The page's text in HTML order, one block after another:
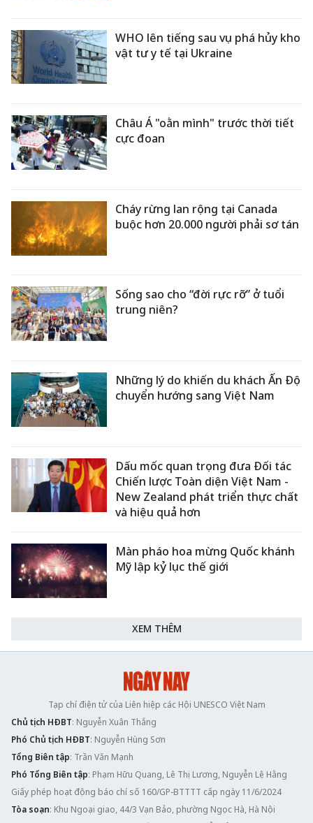
WHO lên tiếng sau vụ phá hủy kho
vật tư y tế tại Ukraine
Châu Á "oằn mình" trước thời tiết
cực đoan
Cháy rừng lan rộng tại Canada
buộc hơn 20.000 người phải sơ tán
Sống sao cho “đời rực rỡ” ở tuổi
trung niên?
Những lý do khiến du khách Ấn Độ
chuyển hướng sang Việt Nam
Dấu mốc quan trọng đưa Đối tác
Chiến lược Toàn diện Việt Nam -
New Zealand phát triển thực chất
và hiệu quả hơn
Màn pháo hoa mừng Quốc khánh
Mỹ lập kỷ lục thế giới
XEM THÊM
Tạp chí điện tử của Liên hiệp các Hội UNESCO Việt Nam
Chủ tịch HĐBT: Nguyễn Xuân Thắng
Phó Chủ tịch HĐBT: Nguyễn Hùng Sơn
Tổng Biên tập: Trần Văn Mạnh
Phó Tổng Biên tập: Phạm Hữu Quang, Lê Thị Lương, Nguyễn Lệ Hằng
Giấy phép hoạt động báo chí số 160/GP-BTTTT cấp ngày 11/6/2024
Tòa soạn: Khu Ngoại giao, 44/3 Vạn Bảo, phường Ngọc Hà, Hà Nội